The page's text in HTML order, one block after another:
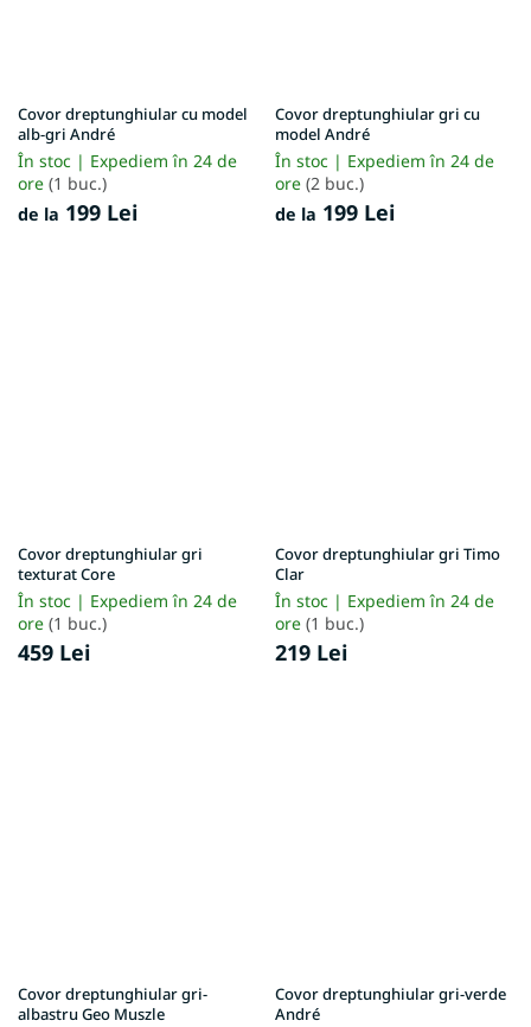
Covor dreptunghiular cu model
alb-gri André
În stoc | Expediem în 24 de
ore (1 buc.)
de la 199 Lei
Covor dreptunghiular gri cu
model André
În stoc | Expediem în 24 de
ore (2 buc.)
de la 199 Lei
Covor dreptunghiular gri
texturat Core
În stoc | Expediem în 24 de
ore (1 buc.)
459 Lei
Covor dreptunghiular gri Timo
Clar
În stoc | Expediem în 24 de
ore (1 buc.)
219 Lei
Covor dreptunghiular gri-
albastru Geo Muszle
Covor dreptunghiular gri-verde
André